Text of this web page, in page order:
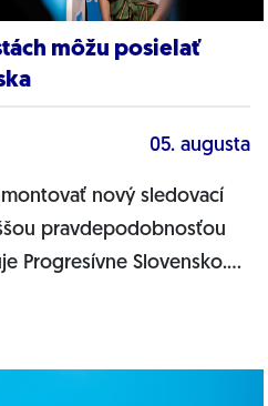
môžu posielať
05. augusta
nový sledovací
pravdepodobnosťou
Progresívne Slovensko.
nové...